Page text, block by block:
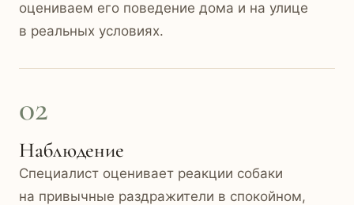
оцениваем его поведение дома и на улице
в реальных условиях.
02
Наблюдение
Специалист оценивает реакции собаки
на привычные раздражители в спокойном,